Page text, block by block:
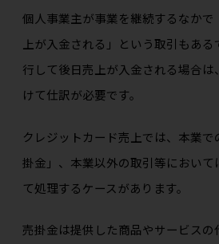
個人事業主が事業を継続するなかで
上が入金される」という取引もあ
行して後日売上が入金される場合
けて仕訳が必要です。
クレジットカード売上では、本業
掛金」、本業以外の取引等において
て処理するケースがあります。
売掛金は提供した商品やサービスの